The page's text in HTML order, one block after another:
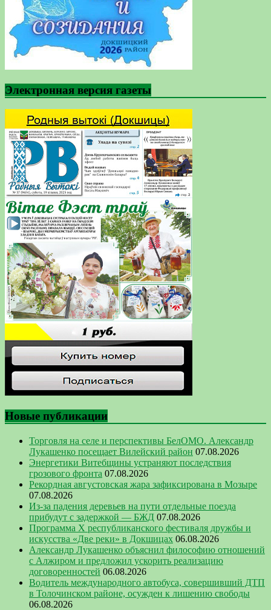
Электронная версия газеты
Новые публикации
Торговля на селе и перспективы БелОМО. Александр
Лукашенко посещает Вилейский район 07.08.2026
Энергетики Витебщины устраняют последствия
грозового фронта 07.08.2026
Рекордная августовская жара зафиксирована в Мозыре
07.08.2026
Из-за падения деревьев на пути отдельные поезда
прибудут с задержкой — БЖД 07.08.2026
Программа Х республиканского фестиваля дружбы и
искусства «Две реки» в Докшицах 06.08.2026
Александр Лукашенко объяснил философию отношений
с Алжиром и предложил ускорить реализацию
договоренностей 06.08.2026
Водитель международного автобуса, совершивший ДТП
в Толочинском районе, осужден к лишению свободы
06.08.2026